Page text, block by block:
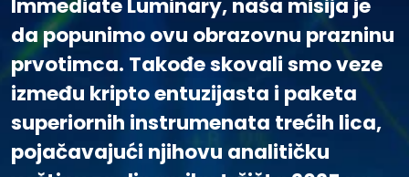
Immediate Luminary, naša misija je
da popunimo ovu obrazovnu prazninu
prvotimca. Takođe skovali smo veze
između kripto entuzijasta i paketa
superiornih instrumenata trećih lica,
pojačavajući njihovu analitičku